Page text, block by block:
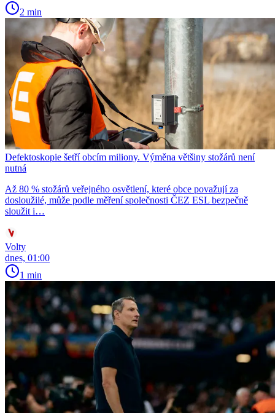
2 min
Defektoskopie šetří obcím miliony. Výměna většiny stožárů není
nutná
Až 80 % stožárů veřejného osvětlení, které obce považují za
dosloužilé, může podle měření společnosti ČEZ ESL bezpečně
sloužit i…
Volty
dnes, 01:00
1 min